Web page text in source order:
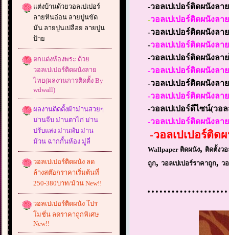
แต่งบ้านด้วยวอลเปเปอร์
ลายหินอ่อน ลายปูนขัด
มัน ลายปูนเปลือย ลายปูน
ป้าย
ตกแต่งห้องพระ ด้วย
วอลเปเปอร์ติดผนังลาย
ไทย(ผลงานการติดตั้ง By
wdwall)
ผลงานติดตั้งผ้าม่านสวยๆ
ม่านจีบ ม่านตาไก่ ม่าน
ปรับแสง ม่านพับ ม่าน
ม้วน ฉากกั้นห้อง มู่ลี่
วอลเปเปอร์ติดผนัง ลด
ล้างสต๊อกราคาเริ่มต้นที่
250-380บาท/ม้วน New!!
วอลเปเปอร์ติดผนัง โปร
โมชั่น ลดราคาถูกพิเศษ
New!!
-วอลเปเปอร์ติดผนังลา
-วอลเปเปอร์ติดผนังล
-วอลเปเปอร์ติดผนังล
-วอลเปเปอร์ติดผนังล
-วอลเปเปอร์ติดผนังล
-วอลเปเปอร์ติดผนังล
-วอลเปเปอร์ติดผนังล
-วอลเปเปอร์ติดผนังลา
-วอลเปเปอร์ดีไซน์(วอ
-วอลเปเปอร์ติดผนังลา
-วอลเปเปอร์ติด
Wallpaper ติดผนัง, ติดตั้งวอ
ถูก, วอลเปเปอร์ราคาถูก, ว